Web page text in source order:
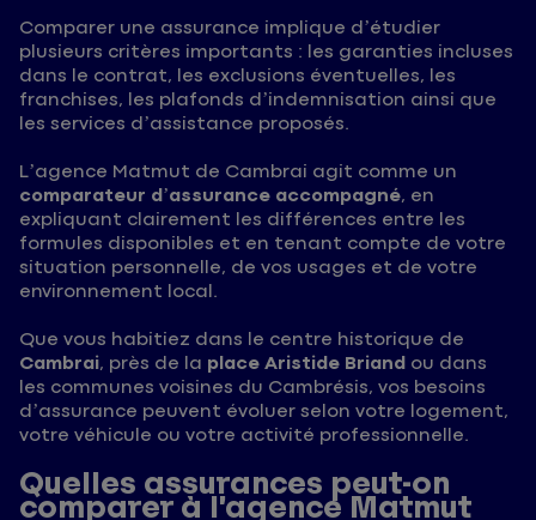
Comparer une assurance implique d’étudier
plusieurs critères importants : les garanties incluses
dans le contrat, les exclusions éventuelles, les
franchises, les plafonds d’indemnisation ainsi que
les services d’assistance proposés.
L’agence Matmut de Cambrai agit comme un
comparateur d’assurance accompagné, en
expliquant clairement les différences entre les
formules disponibles et en tenant compte de votre
situation personnelle, de vos usages et de votre
environnement local.
Que vous habitiez dans le centre historique de
Cambrai, près de la place Aristide Briand ou dans
les communes voisines du Cambrésis, vos besoins
d’assurance peuvent évoluer selon votre logement,
votre véhicule ou votre activité professionnelle.
Quelles assurances peut-on
comparer à l’agence Matmut